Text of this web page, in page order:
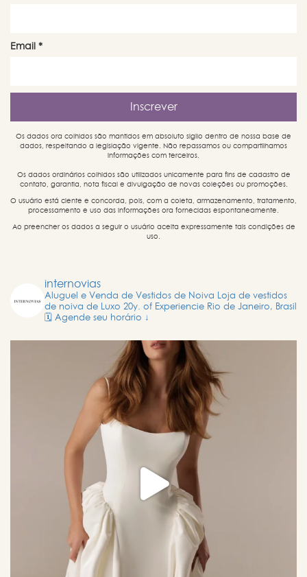
Email *
Os dados ora colhidos são mantidos em absoluto sigilo dentro de nossa base de
dados, respeitando a legislação vigente. Não repassamos ou compartilhamos
informações com terceiros.
Os dados ordinários colhidos são utilizados unicamente para fins de cadastro de
contato, garantia, nota fiscal e divulgação de novas coleções ou promoções.
O usuário está ciente e concorda, pois, com a coleta, armazenamento, tratamento,
processamento e uso das informações ora fornecidas espontaneamente.
Ao preencher os dados a seguir o usuário aceita expressamente tais condições de
uso.
internovias
Aluguel e Venda de Vestidos de Noiva Loja de vestidos
de noiva de Luxo 20y. of Experiencie Rio de Janeiro, Brasil
🗓️ Agende seu horário ↓